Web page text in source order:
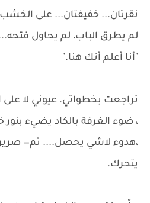
نقرتان... خفيفتان... على
لم يطرق الباب، لم يحاول
"أنا أعلم أنك هنا."
تراجعت بخطواتي. عيوني لا على
، ضوء الغرفة بالكاد يضيء بنور
،هدوء لاشي يحصل.... ثم—
يتحرك.